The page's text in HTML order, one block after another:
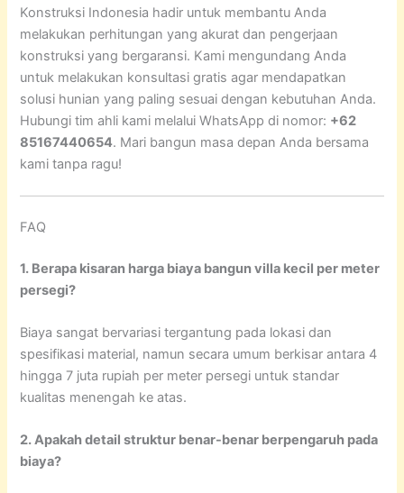
Konstruksi Indonesia hadir untuk membantu Anda
melakukan perhitungan yang akurat dan pengerjaan
konstruksi yang bergaransi. Kami mengundang Anda
untuk melakukan konsultasi gratis agar mendapatkan
solusi hunian yang paling sesuai dengan kebutuhan Anda.
Hubungi tim ahli kami melalui WhatsApp di nomor: +62
85167440654. Mari bangun masa depan Anda bersama
kami tanpa ragu!
FAQ
1. Berapa kisaran harga biaya bangun villa kecil per meter
persegi?
Biaya sangat bervariasi tergantung pada lokasi dan
spesifikasi material, namun secara umum berkisar antara 4
hingga 7 juta rupiah per meter persegi untuk standar
kualitas menengah ke atas.
2. Apakah detail struktur benar-benar berpengaruh pada
biaya?